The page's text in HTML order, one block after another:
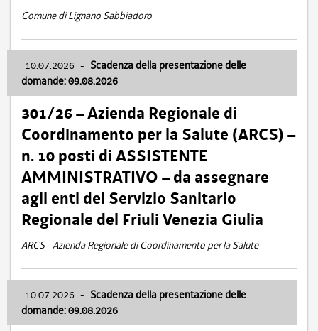
Comune di Lignano Sabbiadoro
10.07.2026 - Scadenza della presentazione delle
domande: 09.08.2026
301/26 – Azienda Regionale di
Coordinamento per la Salute (ARCS) –
n. 10 posti di ASSISTENTE
AMMINISTRATIVO – da assegnare
agli enti del Servizio Sanitario
Regionale del Friuli Venezia Giulia
ARCS - Azienda Regionale di Coordinamento per la Salute
10.07.2026 - Scadenza della presentazione delle
domande: 09.08.2026